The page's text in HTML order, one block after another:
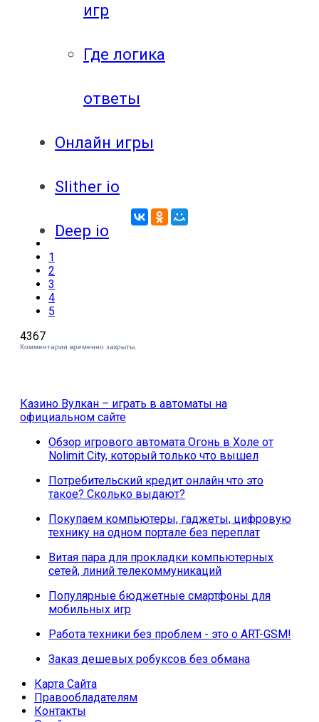
игр
Где логика
ответы
Онлайн игры
Slither io
Deep io
1
2
3
4
5
4367
Комментарии временно закрыты.
Казино Вулкан – играть в автоматы на
официальном сайте
Обзор игрового автомата Огонь в Холе от
Nolimit City, который только что вышел
Потребительский кредит онлайн что это
такое? Сколько выдают?
Покупаем компьютеры, гаджеты, цифровую
технику на одном портале без переплат
Витая пара для прокладки компьютерных
сетей, линий телекоммуникаций
Популярные бюджетные смартфоны для
мобильных игр
Работа техники без проблем - это о ART-GSM!
Заказ дешевых робуксов без обмана
Карта Сайта
Правообладателям
Контакты